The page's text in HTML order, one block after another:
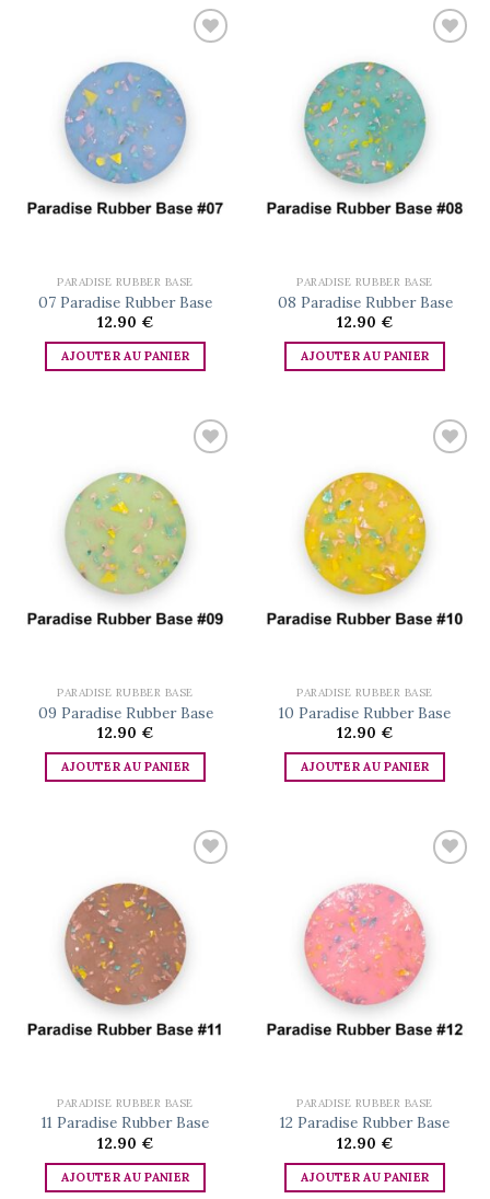
wishlist
PARADISE RUBBER BASE
07 Paradise Rubber Base
12.90 €
AJOUTER AU PANIER
wishlist
PARADISE RUBBER BASE
08 Paradise Rubber Base
12.90 €
AJOUTER AU PANIER
wishlist
PARADISE RUBBER BASE
09 Paradise Rubber Base
12.90 €
AJOUTER AU PANIER
Add to
wishlist
PARADISE RUBBER BASE
10 Paradise Rubber Base
12.90 €
AJOUTER AU PANIER
wishlist
PARADISE RUBBER BASE
11 Paradise Rubber Base
12.90 €
AJOUTER AU PANIER
wishlist
PARADISE RUBBER BASE
12 Paradise Rubber Base
12.90 €
AJOUTER AU PANIER